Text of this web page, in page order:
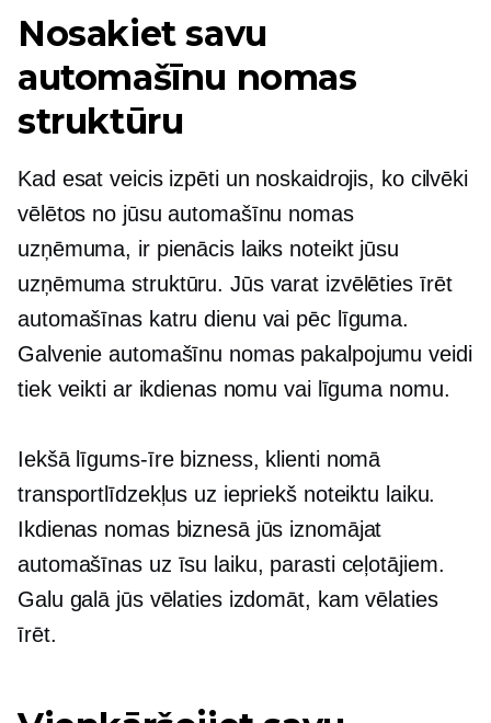
Nosakiet savu
automašīnu nomas
struktūru
Kad esat veicis izpēti un noskaidrojis, ko cilvēki
vēlētos no jūsu automašīnu nomas
uzņēmuma, ir pienācis laiks noteikt jūsu
uzņēmuma struktūru. Jūs varat izvēlēties īrēt
automašīnas katru dienu vai pēc līguma.
Galvenie automašīnu nomas pakalpojumu veidi
tiek veikti ar ikdienas nomu vai līguma nomu.
Iekšā līgums-īrebizness, klienti nomā
transportlīdzekļus uz iepriekš noteiktu laiku.
Ikdienas nomas biznesā jūs iznomājat
automašīnas uz īsu laiku, parasti ceļotājiem.
Galu galā jūs vēlaties izdomāt, kam vēlaties
īrēt.